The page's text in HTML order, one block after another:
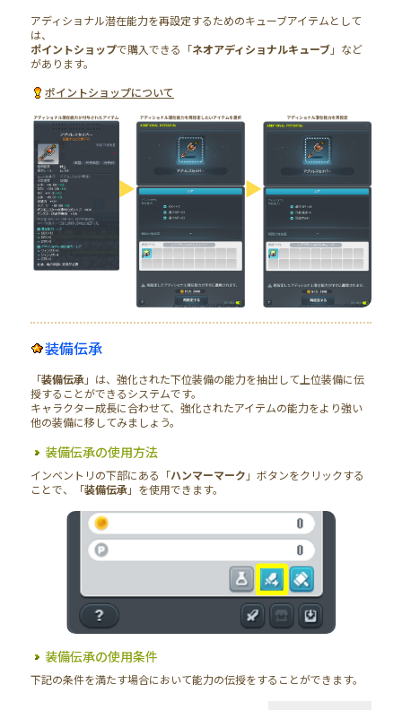
アディショナル潜在能力を再設定するためのキューブアイテムとして
は、
ポイントショップで購入できる「ネオアディショナルキューブ」など
があります。
ポイントショップについて
装備伝承
「装備伝承」は、強化された下位装備の能力を抽出して上位装備に伝
授することができるシステムです。
キャラクター成長に合わせて、強化されたアイテムの能力をより強い
他の装備に移してみましょう。
装備伝承の使用方法
インベントリの下部にある「ハンマーマーク 」ボタンをクリックする
ことで、「装備伝承」を使用できます。
装備伝承の使用条件
下記の条件を満たす場合において能力の伝授をすることができます。